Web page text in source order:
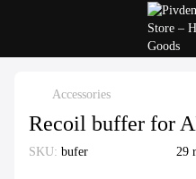
Accessories
Recoil buffer for
SKU: bufer 29